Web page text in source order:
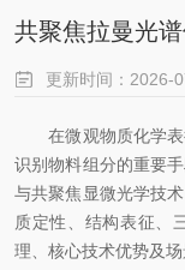
共聚焦拉曼光
更新时间：2026-
在微观物质化学表
识别物料组分的重要
与共聚焦显微光学技
质定性、结构表征、
理、核心技术优势及